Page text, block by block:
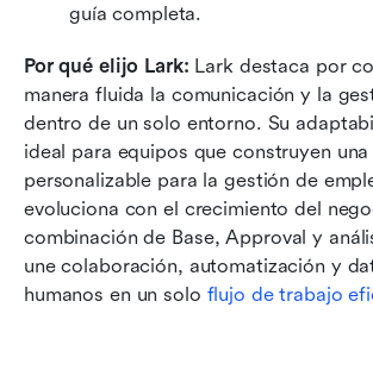
guía completa.
Por qué elijo Lark: Lark destaca por
manera fluida la comunicación y la
dentro de un solo entorno. Su
ideal para equipos que construyen
personalizable para la gestión de
evoluciona con el crecimiento del
combinación de Base, Approval y
une colaboración, automatización y
humanos en un solo flujo de trabajo